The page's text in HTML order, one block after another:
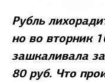
Рубль
но во вторник
зашкаливала
80 руб. Что